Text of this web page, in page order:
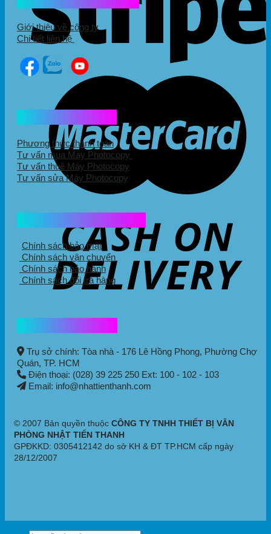
Giới thiệu về công ty
Chi tiết liên hệ
Phương thức thanh toán
Tư vấn mua Máy Photocopy
Tư vấn thuê Máy Photocopy
Tư vấn sửa Máy Photocopy
Chính sách bảo mật
Chính sách vận chuyển
Chính sách bảo hành
Chính sách đổi trả hàng
Trụ sở chính: Tòa nhà - 176 Lê Hồng Phong, Phường Chợ
Quán, TP. HCM
Điện thoại: (028) 39 225 250 Ext: 100 - 102 - 103
Email: info@nhattienthanh.com
© 2007 Bản quyền thuộc CÔNG TY TNHH THIẾT BỊ VĂN
PHÒNG NHẬT TIẾN THANH
GPĐKKD: 0305412142 do sở KH & ĐT TP.HCM cấp ngày
28/12/2007